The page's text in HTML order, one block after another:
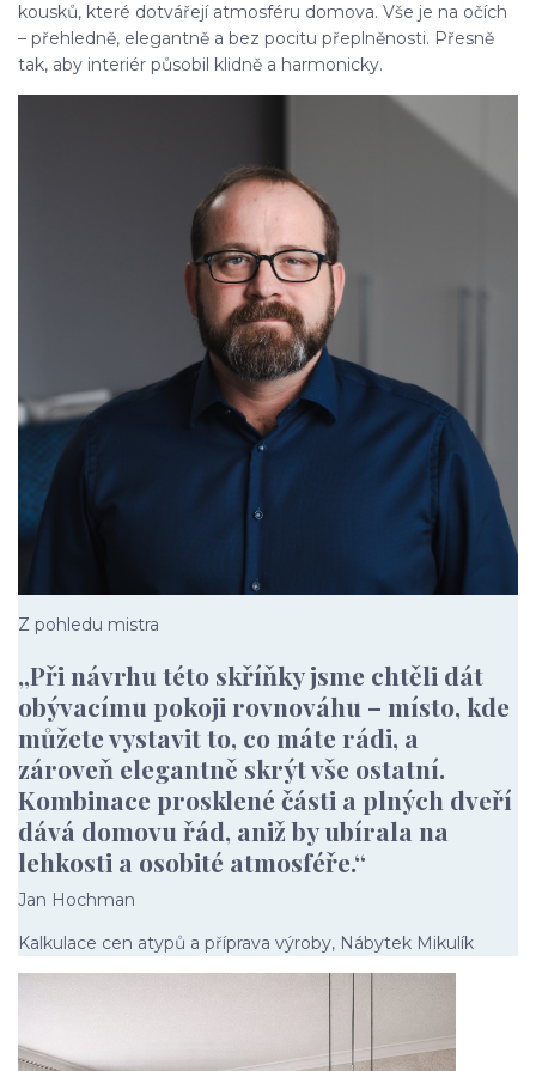
kousků, které dotvářejí atmosféru domova. Vše je na očích
– přehledně, elegantně a bez pocitu přeplněnosti. Přesně
tak, aby interiér působil klidně a harmonicky.
Z pohledu mistra
„Při návrhu této skříňky jsme chtěli dát
obývacímu pokoji rovnováhu – místo, kde
můžete vystavit to, co máte rádi, a
zároveň elegantně skrýt vše ostatní.
Kombinace prosklené části a plných dveří
dává domovu řád, aniž by ubírala na
lehkosti a osobité atmosféře.“
Jan Hochman
Kalkulace cen atypů a příprava výroby, Nábytek Mikulík